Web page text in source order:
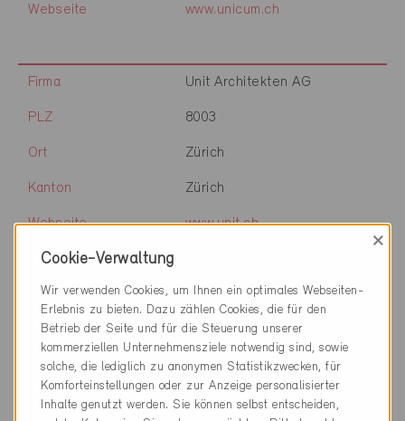
Webseite www.unicum.ch
Firma Unit Architekten AG
PLZ 8003
Ort Zürich
Kanton Zürich
Webseite www.unit.ch
Firma Unit Architekten AG
PLZ 6204
Ort Sempach
Kanton Luzern
Cookie-Verwaltung
×
Wir verwenden Cookies, um Ihnen ein optimales Webseiten-
Erlebnis zu bieten. Dazu zählen Cookies, die für den
Betrieb der Seite und für die Steuerung unserer
kommerziellen Unternehmensziele notwendig sind, sowie
solche, die lediglich zu anonymen Statistikzwecken, für
Komforteinstellungen oder zur Anzeige personalisierter
Inhalte genutzt werden. Sie können selbst entscheiden,